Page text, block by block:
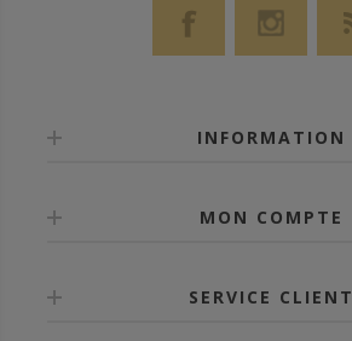
INFORMATION
MON COMPTE
SERVICE CLIENT